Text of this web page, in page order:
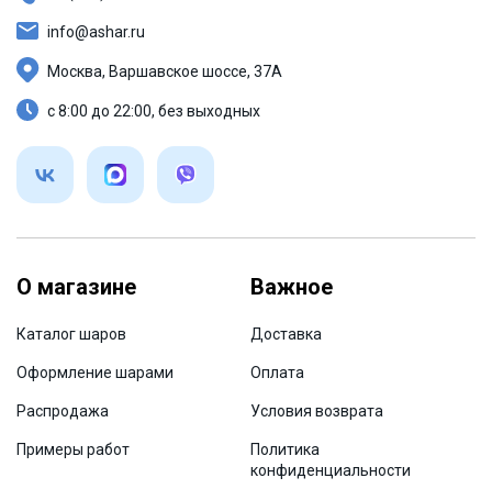
О магазине
Каталог шаров
Оформление шарами
Распродажа
Примеры работ
Важное
Доставка
Оплата
Условия возврата
Политика
конфиденциальности
info@ashar.ru
Москва, Варшавское шоссе, 37А
с 8:00 до 22:00, без выходных